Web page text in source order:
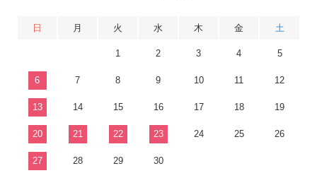
日 月 火 水 木 金 土
1 2 3 4 5
6 7 8 9 10 11 12
13 14 15 16 17 18 19
20 21 22 23 24 25 26
27 28 29 30